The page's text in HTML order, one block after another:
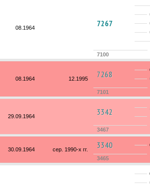
08.1964 7267
7100
08.1964 12.1995 7268
7101
29.09.1964 3342
3467
30.09.1964 сер. 1990-х гг. 3340
3465